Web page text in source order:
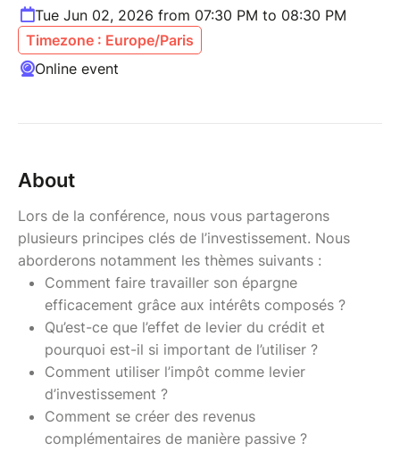
Tue Jun 02, 2026 from 07:30 PM to 08:30 PM
Timezone : Europe/Paris
Online event
About
Lors de la conférence, nous vous partagerons
plusieurs principes clés de l’investissement. Nous
aborderons notamment les thèmes suivants :
Comment faire travailler son épargne
efficacement grâce aux intérêts composés ?
Qu’est-ce que l’effet de levier du crédit et
pourquoi est-il si important de l’utiliser ?
Comment utiliser l’impôt comme levier
d’investissement ?
Comment se créer des revenus
complémentaires de manière passive ?